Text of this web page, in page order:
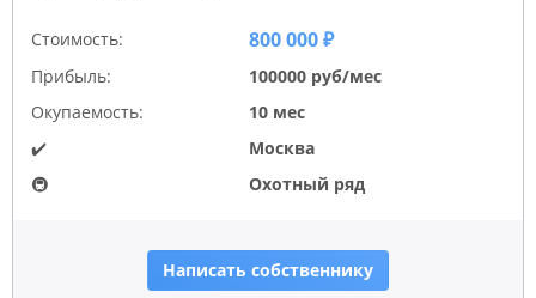
Стоимость: 800 000 ₽
Прибыль:
100000 руб/мес
Окупаемость:
10 мес
✔️
Москва
🚇
Охотный ряд
Написать собственнику